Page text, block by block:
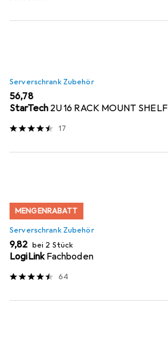
Serverschrank Zubehör
EUR
56,78
StarTech 2U 16 RACK MOUNT SHELF
17
MENGENRABATT
Serverschrank Zubehör
EUR
9,82 bei 2 Stück
LogiLinkFachboden
64